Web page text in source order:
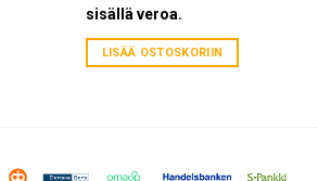
sisällä veroa.
LISÄÄ OSTOSKORIIN